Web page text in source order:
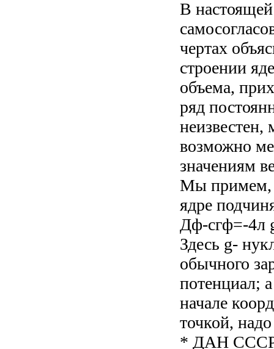
В настоящей
чертах
строении
объема,
ряд
неизвестен,
возможно
значениям
Мы примем,
ядре
Дф-сгф=-4л
Здесь g-
обычного
потенциал;
начале
точкой,
* ДАН СССР,